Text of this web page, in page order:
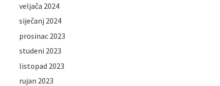
veljača 2024
siječanj 2024
prosinac 2023
studeni 2023
listopad 2023
rujan 2023